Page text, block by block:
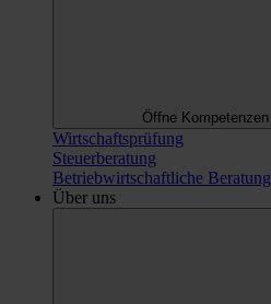
Öffne Kompetenzen
Wirtschaftsprüfung
Steuerberatung
Betriebwirtschaftliche Beratung
Über uns